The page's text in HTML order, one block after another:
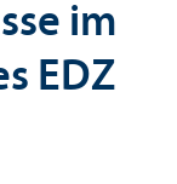
im
EDZ